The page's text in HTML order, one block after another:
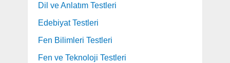
Dil ve Anlatım Testleri
Edebiyat Testleri
Fen Bilimleri Testleri
Fen ve Teknoloji Testleri